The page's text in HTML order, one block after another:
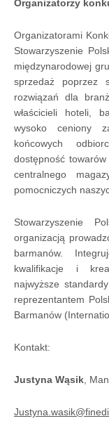
Organizatorzy
Organizatorami
Stowarzyszenie
międzynarodowej
sprzedaż poprzez
rozwiązań dla
właścicieli hoteli,
wysoko ceniony
końcowych
dostępność
centralnego
pomocniczych
Stowarzyszenie
organizacją
barmanów.
kwalifikacje i
najwyższe
reprezentantem
Barmanów
Kontakt:
Justyna Wąsik ,